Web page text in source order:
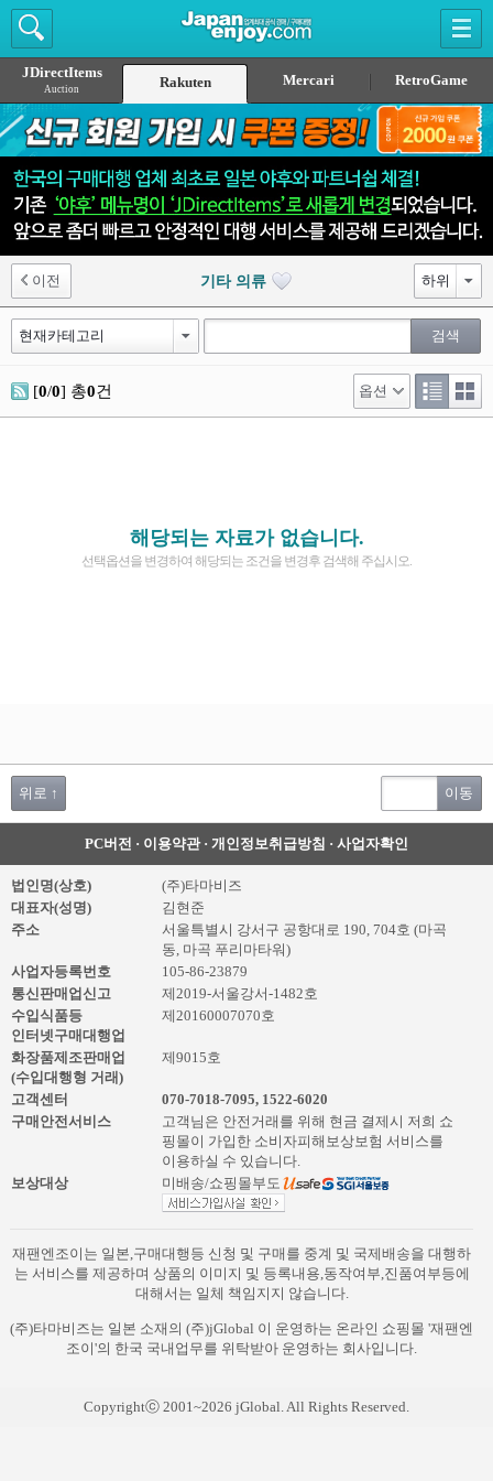
JDirectItems
Auction Rakuten Mercari RetroGame
기타 의류
이전
[0/0] 총0건 옵션
해당되는 자료가 없습니다.
선택옵션을 변경하여 해당되는 조건을 변경후 검색해 주십시오.
위로 ↑ 이동
PC버전 · 이용약관· 개인정보취급방침 · 사업자확인
법인명(상호)
(주)타마비즈
대표자(성명)
김현준
주소
서울특별시 강서구 공항대로 190, 704호 (마곡
동, 마곡 푸리마타워)
사업자등록번호
105-86-23879
통신판매업신고
제2019-서울강서-1482호
수입식품등
인터넷구매대행업
제20160007070호
화장품제조판매업
(수입대행형 거래)
제9015호
고객센터 070-7018-7095, 1522-6020
구매안전서비스
고객님은 안전거래를 위해 현금 결제시 저희 쇼
핑몰이 가입한 소비자피해보상보험 서비스를
이용하실 수 있습니다.
보상대상
미배송/쇼핑몰부도
재팬엔조이는 일본,구매대행등 신청 및 구매를 중계 및 국제배송을 대행하
는 서비스를 제공하며 상품의 이미지 및 등록내용,동작여부,진품여부등에
대해서는 일체 책임지지 않습니다.
(주)타마비즈는 일본 소재의 (주)jGlobal 이 운영하는 온라인 쇼핑몰 '재팬엔
조이'의 한국 국내업무를 위탁받아 운영하는 회사입니다.
Copyrightⓒ 2001~2026 jGlobal. All Rights Reserved.